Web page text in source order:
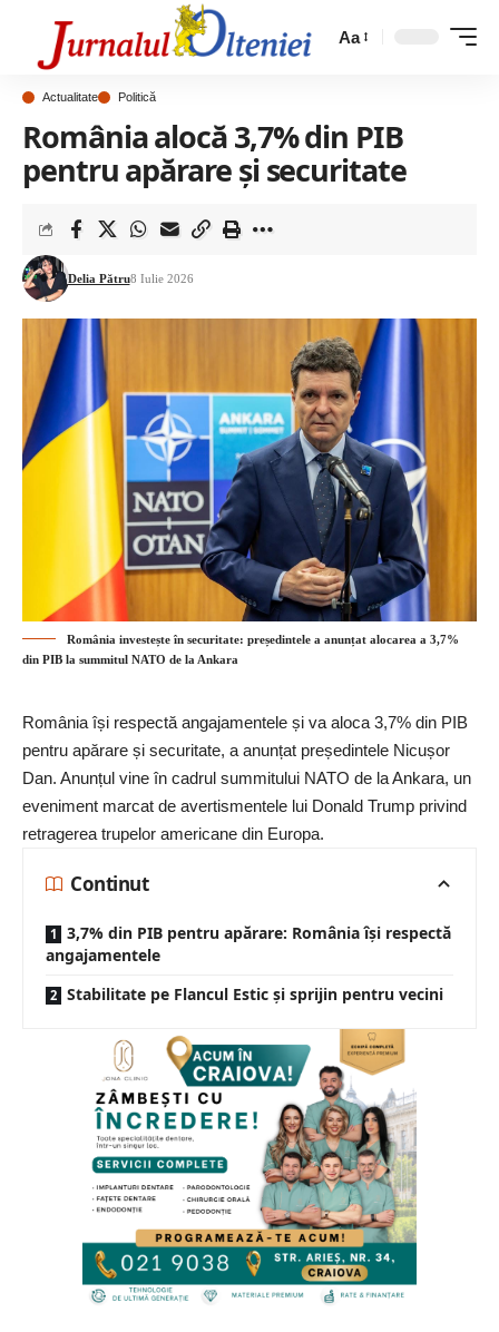
Aa
Actualitate Politică
România alocă 3,7% din PIB
pentru apărare și securitate
Delia Pătru8 Iulie 2026
România investește în securitate: președintele a anunțat alocarea a 3,7%
din PIB la summitul NATO de la Ankara
România își respectă angajamentele și va aloca 3,7% din PIB
pentru apărare și securitate, a anunțat președintele Nicușor
Dan. Anunțul vine în cadrul summitului NATO de la Ankara, un
eveniment marcat de avertismentele lui Donald Trump privind
retragerea trupelor americane din Europa.
Continut
3,7% din PIB pentru apărare: România își respectă
angajamentele
Stabilitate pe Flancul Estic și sprijin pentru vecini